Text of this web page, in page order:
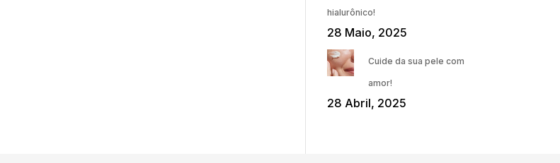
hialurônico!
28 Maio, 2025
Cuide da sua pele com
amor!
28 Abril, 2025